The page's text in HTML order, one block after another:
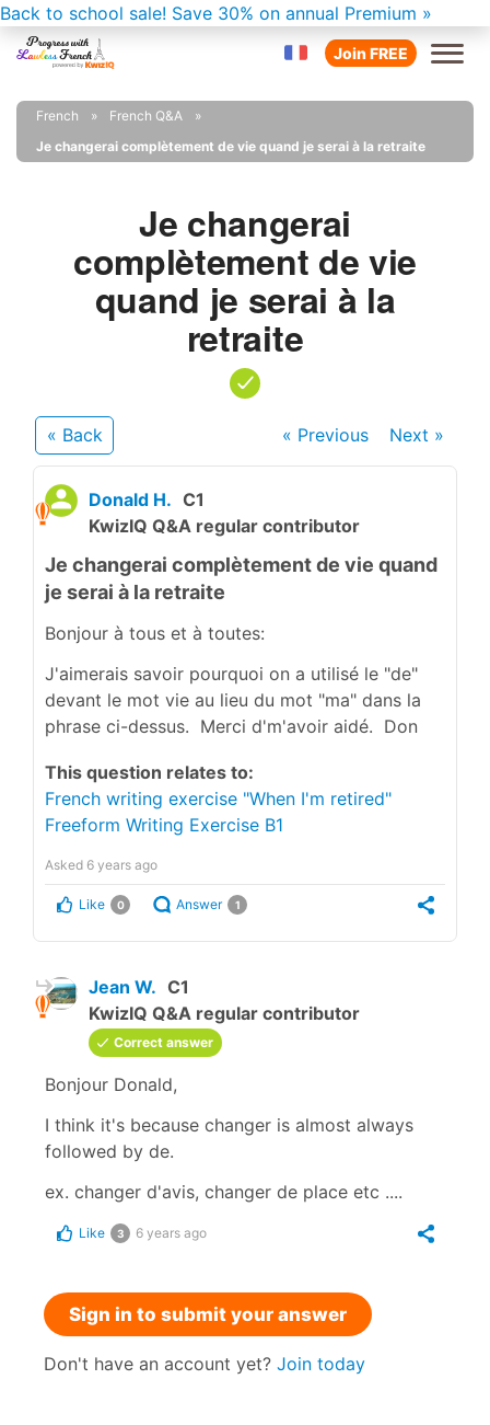
Back to school sale! Save 30% on annual Premium »
Join FREE
French
French Q&A
Je changerai complètement de vie quand je serai à la retraite
Je changerai
complètement de vie
quand je serai à la
retraite
« Back « Previous Next »
Donald H. C1
KwizIQ Q&A regular contributor
Je changerai complètement de vie quand
je serai à la retraite
Bonjour à tous et à toutes:
J'aimerais savoir pourquoi on a utilisé le "de"
devant le mot vie au lieu du mot "ma" dans la
phrase ci-dessus. Merci d'm'avoir aidé. Don
This question relates to:
French writing exercise "When I'm retired"
Freeform Writing Exercise B1
Asked 6 years ago
Like 0 Answer 1
Jean W. C1
KwizIQ Q&A regular contributor
Correct answer
Bonjour Donald,
I think it's because changer is almost always
followed by de.
ex. changer d'avis, changer de place etc ....
Like 3 6 years ago
Sign in to submit your answer
Don't have an account yet? Join today